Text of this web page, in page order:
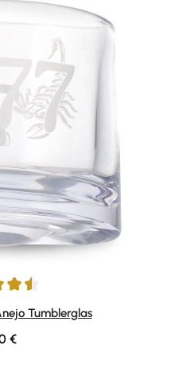
4.5 von 5 Sternen
Tumblerglas
Preis:
€